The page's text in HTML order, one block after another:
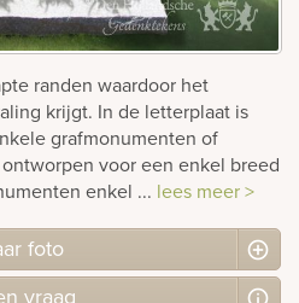
randen waardoor het
krijgt. In de letterplaat is
grafmonumenten of
voor een enkel breed
enkel ... lees meer >
foto
vraag